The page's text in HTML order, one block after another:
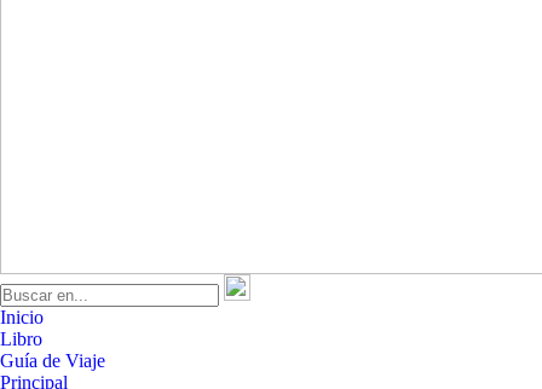
Inicio
Libro
Guía de Viaje
Principal